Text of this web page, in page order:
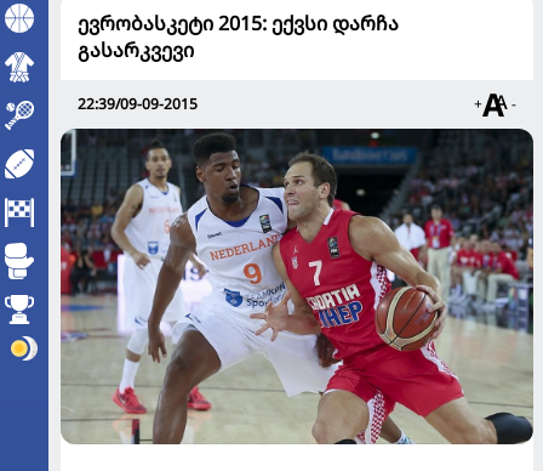
ევრობასკეტი 2015: ექვსი დარჩა
გასარკვევი
22:39/09-09-2015 + -